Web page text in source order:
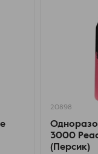
20898
3000
(Персик)